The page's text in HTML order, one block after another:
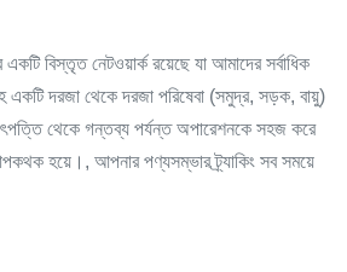
একটি বিস্তৃত নেটওয়ার্ক রয়েছে যা আমাদের সর্বাধিক
একটি দরজা থেকে দরজা পরিষেবা (সমুদ্র, সড়ক, বায়ু)
থেকে গন্তব্য পর্যন্ত অপারেশনকে সহজ করে
হয়ে।, আপনার পণ্যসম্ভার ট্র্যাকিং সব সময়ে